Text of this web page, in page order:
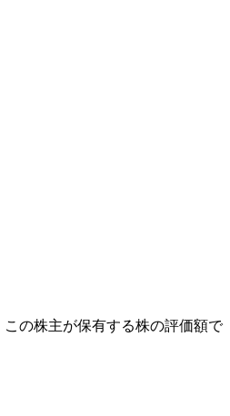
の株主が保有する株の評価額で